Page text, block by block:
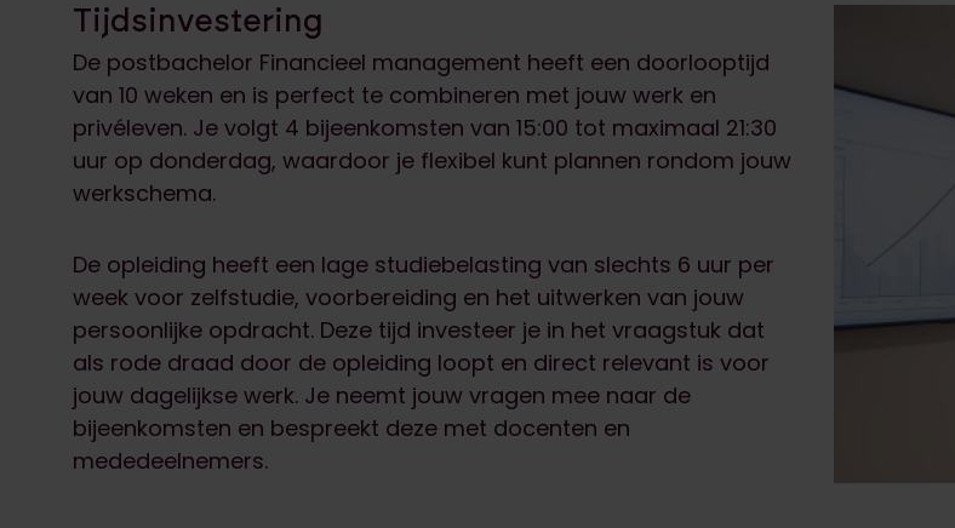
Tijdsinvestering
De postbachelor Financieel management heeft een doorlooptijd
van 10 weken en is perfect te combineren met jouw werk en
privéleven. Je volgt 4 bijeenkomsten van 15:00 tot maximaal 21:30
uur op donderdag, waardoor je flexibel kunt plannen rondom jouw
werkschema.
De opleiding heeft een lage studiebelasting van slechts 6 uur per
week voor zelfstudie, voorbereiding en het uitwerken van jouw
persoonlijke opdracht. Deze tijd investeer je in het vraagstuk dat
als rode draad door de opleiding loopt en direct relevant is voor
jouw dagelijkse werk. Je neemt jouw vragen mee naar de
bijeenkomsten en bespreekt deze met docenten en
mededeelnemers.